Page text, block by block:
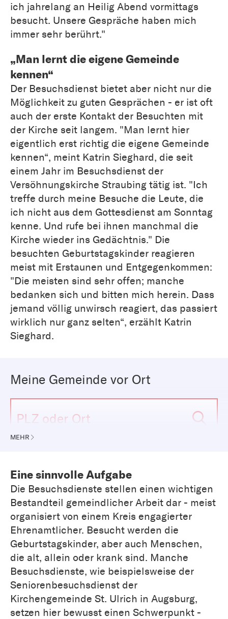
ich jahrelang an Heilig Abend vormittags
besucht. Unsere Gespräche haben mich
immer sehr berührt."
„Man lernt die eigene Gemeinde
kennen“
Der Besuchsdienst bietet aber nicht nur die
Möglichkeit zu guten Gesprächen - er ist oft
auch der erste Kontakt der Besuchten mit
der Kirche seit langem. "Man lernt hier
eigentlich erst richtig die eigene Gemeinde
kennen“, meint Katrin Sieghard, die seit
einem Jahr im Besuchsdienst der
Versöhnungskirche Straubing tätig ist. "Ich
treffe durch meine Besuche die Leute, die
ich nicht aus dem Gottesdienst am Sonntag
kenne. Und rufe bei ihnen manchmal die
Kirche wieder ins Gedächtnis." Die
besuchten Geburtstagskinder reagieren
meist mit Erstaunen und Entgegenkommen:
"Die meisten sind sehr offen; manche
bedanken sich und bitten mich herein. Dass
jemand völlig unwirsch reagiert, das passiert
wirklich nur ganz selten“, erzählt Katrin
Sieghard.
Meine Gemeinde vor Ort
MEHR
Eine sinnvolle Aufgabe
Die Besuchsdienste stellen einen wichtigen
Bestandteil gemeindlicher Arbeit dar - meist
organisiert von einem Kreis engagierter
Ehrenamtlicher. Besucht werden die
Geburtstagskinder, aber auch Menschen,
die alt, allein oder krank sind. Manche
Besuchsdienste, wie beispielsweise der
Seniorenbesuchsdienst der
Kirchengemeinde St. Ulrich in Augsburg,
setzen hier bewusst einen Schwerpunkt -